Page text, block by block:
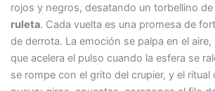
rojos y negros, desatando un torbellino de
ruleta. Cada vuelta es una promesa de
de derrota. La emoción se palpa en el
que acelera el pulso cuando la esfera se
se rompe con el grito del crupier, y el ritual